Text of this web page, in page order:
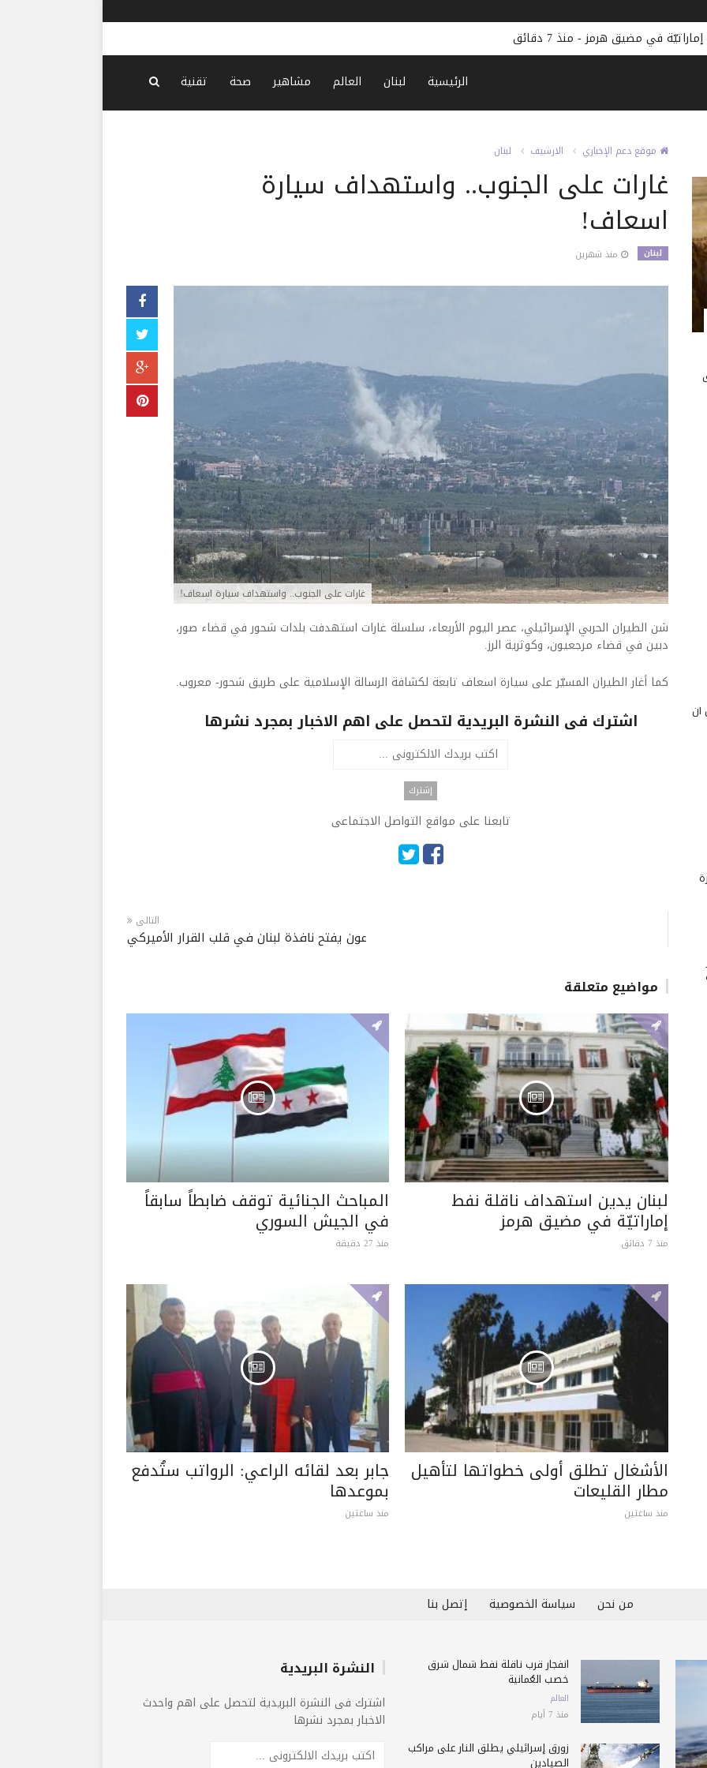
في مضيق هرمز- منذ 7 دقائق
الرئيسية لبنان العالم مشاهير صحة تقنية
موقع دعم الإخباري الارشيف لبنان
غارات على الجنوب.. واستهداف سيارة
اسعاف!
لبنان منذ شهرين
غارات على الجنوب.. واستهداف سيارة اسعاف!
شن الطيران الحربي الإسرائيلي، عصر اليوم الأربعاء، سلسلة غارات استهدفت بلدات شحور في قضاء صور،
دبين في قضاء مرجعيون، وكوثرية الرز.
كما أغار الطيران المسيّر على سيارة اسعاف تابعة لكشافة الرسالة الإسلامية على طريق شحور- معروب.
اشترك فى النشرة البريدية لتحصل على اهم الاخبار بمجرد نشرها
تابعنا على مواقع التواصل الاجتماعى
التالى
عون يفتح نافذة لبنان في قلب القرار الأميركي
مواضيع متعلقة
لبنان يدين استهداف ناقلة نفط
إماراتيّة في مضيق هرمز
منذ 7 دقائق
المباحث الجنائية توقف ضابطاً سابقاً
في الجيش السوري
منذ 27 دقيقة
الأشغال تطلق أولى خطواتها لتأهيل
مطار القليعات
منذ ساعتين
جابر بعد لقائه الراعي: الرواتب ستُدفع
بموعدها
منذ ساعتين
أن
من نحن سياسة الخصوصية إتصل بنا
انفجار قرب ناقلة نفط شمال شرق
خصب العُمانية
العالم
منذ 7 أيام
زورق إسرائيلي يطلق النار على مراكب
الصيادين
النشرة البريدية
اشترك فى النشرة البريدية لتحصل على اهم واحدث
الاخبار بمجرد نشرها